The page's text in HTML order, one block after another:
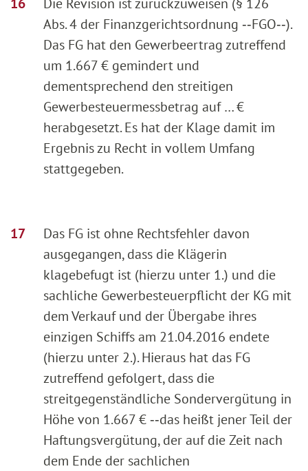
Abs. 4 der Finanzgerichtsordnung ‑‑FGO‑‑).
Das FG hat den Gewerbeertrag zutreffend
um 1.667 € gemindert und
dementsprechend den streitigen
Gewerbesteuermessbetrag auf … €
herabgesetzt. Es hat der Klage damit im
Ergebnis zu Recht in vollem Umfang
stattgegeben.
Das FG ist ohne Rechtsfehler davon
ausgegangen, dass die Klägerin
klagebefugt ist (hierzu unter 1.) und die
sachliche Gewerbesteuerpflicht der KG mit
dem Verkauf und der Übergabe ihres
einzigen Schiffs am 21.04.2016 endete
(hierzu unter 2.). Hieraus hat das FG
zutreffend gefolgert, dass die
streitgegenständliche Sondervergütung in
Höhe von 1.667 € ‑‑das heißt jener Teil der
Haftungsvergütung, der auf die Zeit nach
dem Ende der sachlichen